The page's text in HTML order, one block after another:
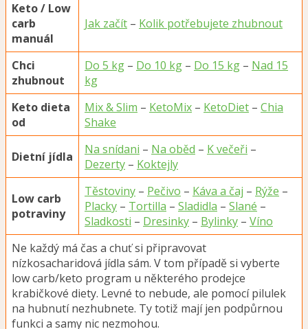
Keto / Low
carb
manuál
Jak začít – Kolik potřebujete zhubnout
Chci
zhubnout
Do 5 kg – Do 10 kg – Do 15 kg – Nad 15
kg
Keto dieta
od
Mix & Slim – KetoMix – KetoDiet – Chia
Shake
Dietní jídla Na snídani – Na oběd – K večeři –
Dezerty – Koktejly
Low carb
potraviny
Těstoviny – Pečivo – Káva a čaj – Rýže –
Placky – Tortilla – Sladidla – Slané –
Sladkosti – Dresinky – Bylinky – Víno
Ne každý má čas a chuť si připravovat
nízkosacharidová jídla sám. V tom případě si vyberte
low carb/keto program u některého prodejce
krabičkové diety. Levné to nebude, ale pomocí pilulek
na hubnutí nezhubnete. Ty totiž mají jen podpůrnou
funkci a samy nic nezmohou.